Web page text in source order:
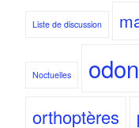
Liste de discussion
Noctuelles
orthoptères